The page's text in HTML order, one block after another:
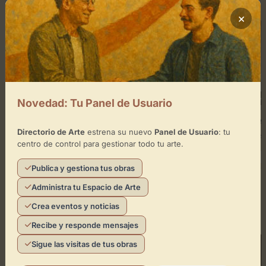
Galería
Espacio Virtual
Próximos eventos
×
Novedad: Tu Panel de Usuario
Directorio de Arteestrena su nuevo Panel de Usuario: tu
centro de control para gestionar todo tu arte.
Publica y gestiona tus obras
Administra tu Espacio de Arte
Crea eventos y noticias
Recibe y responde mensajes
Sigue las visitas de tus obras